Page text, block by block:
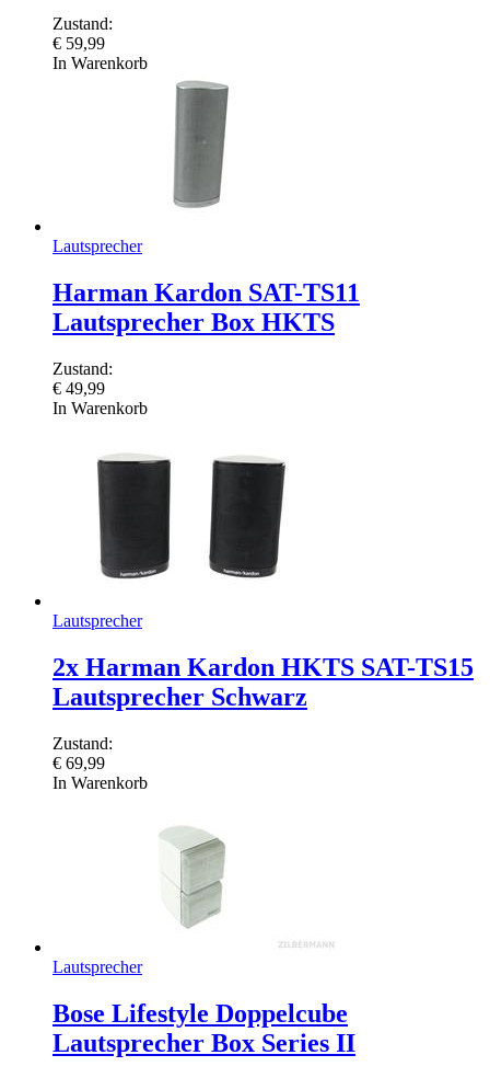
Zustand:
€ 59,99
In Warenkorb
Lautsprecher
Harman Kardon SAT-TS11
Lautsprecher Box HKTS
Zustand:
€ 49,99
In Warenkorb
Lautsprecher
2x Harman Kardon HKTS SAT-TS15
Lautsprecher Schwarz
Zustand:
€ 69,99
In Warenkorb
Lautsprecher
Bose Lifestyle Doppelcube
Lautsprecher Box Series II